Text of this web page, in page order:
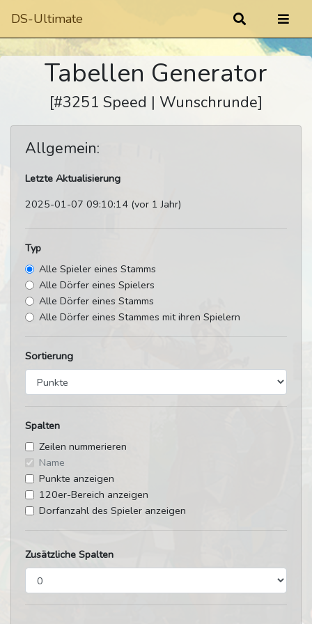
DS-Ultimate
Tabellen Generator
[#3251 Speed | Wunschrunde]
Allgemein:
Letzte Aktualisierung
2025-01-07 09:10:14 (vor 1 Jahr)
Typ
Alle Spieler eines Stamms
Alle Dörfer eines Spielers
Alle Dörfer eines Stamms
Alle Dörfer eines Stammes mit ihren Spielern
Sortierung
Spalten
Zeilen nummerieren
Name
Punkte anzeigen
120er-Bereich anzeigen
Dorfanzahl des Spieler anzeigen
Zusätzliche Spalten